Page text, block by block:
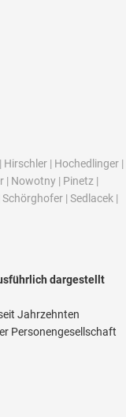
| Hirschler | Hochedlinger |
| Nowotny | Pinetz |
Schörghofer | Sedlacek |
dargestellt
Jahrzehnten
Personengesellschaft